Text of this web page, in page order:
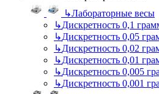
↳Лабораторные весы
↳Дискретность 0,1
↳Дискретность 0,05
↳Дискретность 0,02
↳Дискретность 0,01
↳Дискретность 0,005
↳Дискретность 0,001